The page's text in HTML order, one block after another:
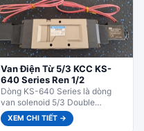
Van Điện Từ 5/3 KCC KS-
640 Series Ren 1/2
Dòng KS-640 Series là dòng
van solenoid 5/3 Double
Solenoid (2 coil) có lưu lượng
lớn nhất trong series KS,...
XEM CHI TIẾT →